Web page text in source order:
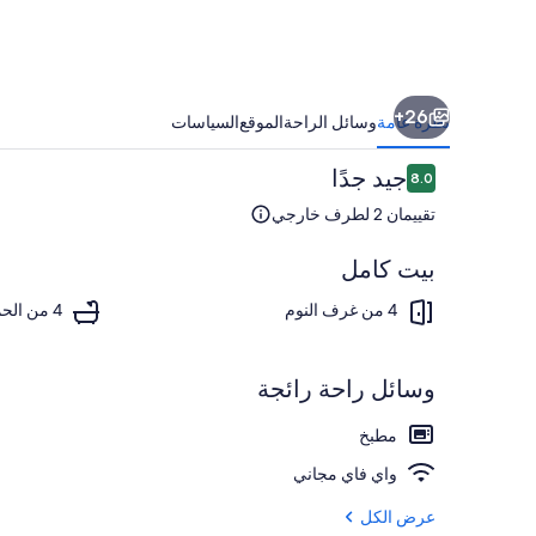
المنشأة من
26+
نظرة عامةوسائل الراحةالموقعالسياسات
التقييمات
8.08.0 من 10جيد جدًا
تقييمان 2 لطرف خارجي
بيت كامل
4 من غرف النوم 4 من الحمامات
وسائل راحة رائجة
مطبخ
واي فاي مجاني
عرض الكل